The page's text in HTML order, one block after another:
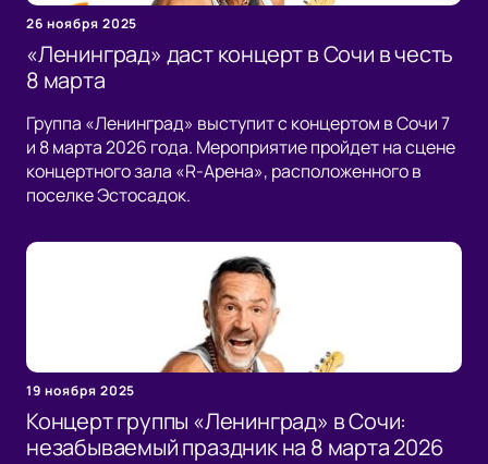
26 ноября 2025
«Ленинград» даст концерт в Сочи в честь
8 марта
Группа «Ленинград» выступит с концертом в Сочи 7
и 8 марта 2026 года. Мероприятие пройдет на сцене
концертного зала «R-Арена», расположенного в
поселке Эстосадок.
19 ноября 2025
Концерт группы «Ленинград» в Сочи:
незабываемый праздник на 8 марта 2026